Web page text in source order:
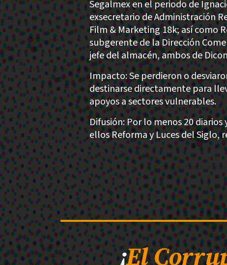
Segalmex en el periodo de
exsecretario de Administración
Film & Marketing 18k; así como
subgerente de la Dirección
jefe del almacén, ambos de
Impacto: Se perdieron o
destinarse directamente para
apoyos a sectores vulnerables.
Difusión: Por lo menos 20
ellos Reforma y Luces del